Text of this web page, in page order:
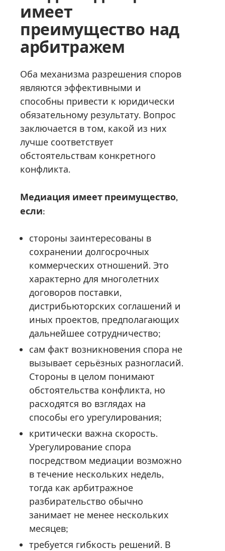
имеет
преимущество над
арбитражем
Оба механизма разрешения споров
являются эффективными и
способны привести к юридически
обязательному результату. Вопрос
заключается в том, какой из них
лучше соответствует
обстоятельствам конкретного
конфликта.
Медиация имеет преимущество,
если:
стороны заинтересованы в
сохранении долгосрочных
коммерческих отношений. Это
характерно для многолетних
договоров поставки,
дистрибьюторских соглашений и
иных проектов, предполагающих
дальнейшее сотрудничество;
сам факт возникновения спора не
вызывает серьёзных разногласий.
Стороны в целом понимают
обстоятельства конфликта, но
расходятся во взглядах на
способы его урегулирования;
критически важна скорость.
Урегулирование спора
посредством медиации возможно
в течение нескольких недель,
тогда как арбитражное
разбирательство обычно
занимает не менее нескольких
месяцев;
требуется гибкость решений. В